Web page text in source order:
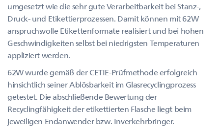
umgesetzt wie die sehr gute Verarbeitbarkeit bei Stanz-,
Druck- und Etikettierprozessen. Damit können mit 62W
anspruchsvolle Etikettenformate realisiert und bei hohen
Geschwindigkeiten selbst bei niedrigsten Temperaturen
appliziert werden.
62W wurde gemäß der CETIE-Prüfmethode erfolgreich
hinsichtlich seiner Ablösbarkeit im Glasrecyclingprozess
getestet. Die abschließende Bewertung der
Recyclingfähigkeit der etikettierten Flasche liegt beim
jeweiligen Endanwender bzw. Inverkehrbringer.